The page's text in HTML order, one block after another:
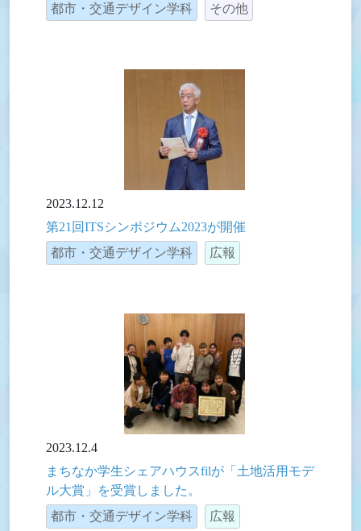
都市・交通デザイン学科
その他
2023.12.12
第21回ITSシンポジウム2023が開催
都市・交通デザイン学科
広報
2023.12.4
まちなか学生シェアハウスfilが「土地活用モデ
ル大賞」を受賞しました。
都市・交通デザイン学科
広報